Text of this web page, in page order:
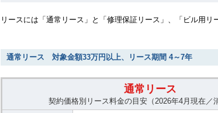
リースには「通常リース」と「修理保証リース」、「ビル用リ
通常リース 対象金額33万円以上、リース期間 4～7年
通常リース
契約価格別リース料金の目安（2026年4月現在／